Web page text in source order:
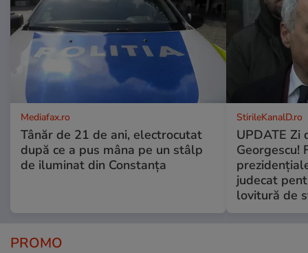
Mediafax.ro
Tânăr de 21 de ani, electrocutat
după ce a pus mâna pe un stâlp
de iluminat din Constanța
StirileKanalD.ro
UPDATE Zi
Georgescu!
judecat
lovitură de
PROMO